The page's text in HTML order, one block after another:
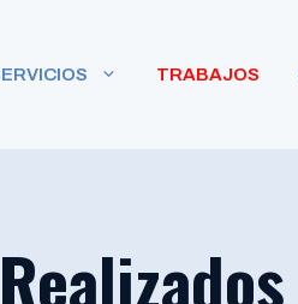
TRABAJOS